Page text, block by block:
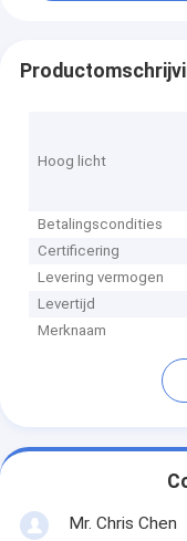
Hoog licht
Betalingscondities
Certificering
Levering vermogen
Levertijd
Merknaam
Mr. Chris Chen